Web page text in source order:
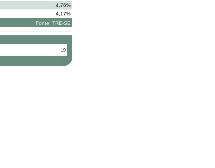
4,76%
4,17%
Fonte: TRE-SE
19